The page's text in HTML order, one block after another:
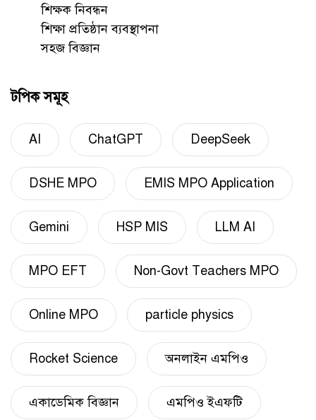
শিক্ষক নিবন্ধন
শিক্ষা প্রতিষ্ঠান ব্যবস্থাপনা
সহজ বিজ্ঞান
টপিক সমূহ
AI ChatGPT DeepSeek
DSHE MPO EMIS MPO Application
Gemini HSP MIS LLM AI
MPO EFT Non-Govt Teachers MPO
Online MPO particle physics
Rocket Science অনলাইন এমপিও
একাডেমিক বিজ্ঞান এমপিও ইএফটি